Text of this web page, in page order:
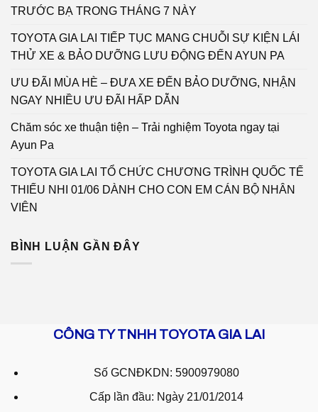
TRƯỚC BẠ TRONG THÁNG 7 NÀY
TOYOTA GIA LAI TIẾP TỤC MANG CHUỖI SỰ KIỆN LÁI
THỬ XE & BẢO DƯỠNG LƯU ĐỘNG ĐẾN AYUN PA
ƯU ĐÃI MÙA HÈ – ĐƯA XE ĐẾN BẢO DƯỠNG, NHẬN
NGAY NHIỀU ƯU ĐÃI HẤP DẪN
Chăm sóc xe thuận tiện – Trải nghiệm Toyota ngay tại
Ayun Pa
TOYOTA GIA LAI TỔ CHỨC CHƯƠNG TRÌNH QUỐC TẾ
THIẾU NHI 01/06 DÀNH CHO CON EM CÁN BỘ NHÂN
VIÊN
BÌNH LUẬN GẦN ĐÂY
CÔNG TY TNHH TOYOTA GIA LAI
Số GCNĐKDN: 5900979080
Cấp lần đầu: Ngày 21/01/2014